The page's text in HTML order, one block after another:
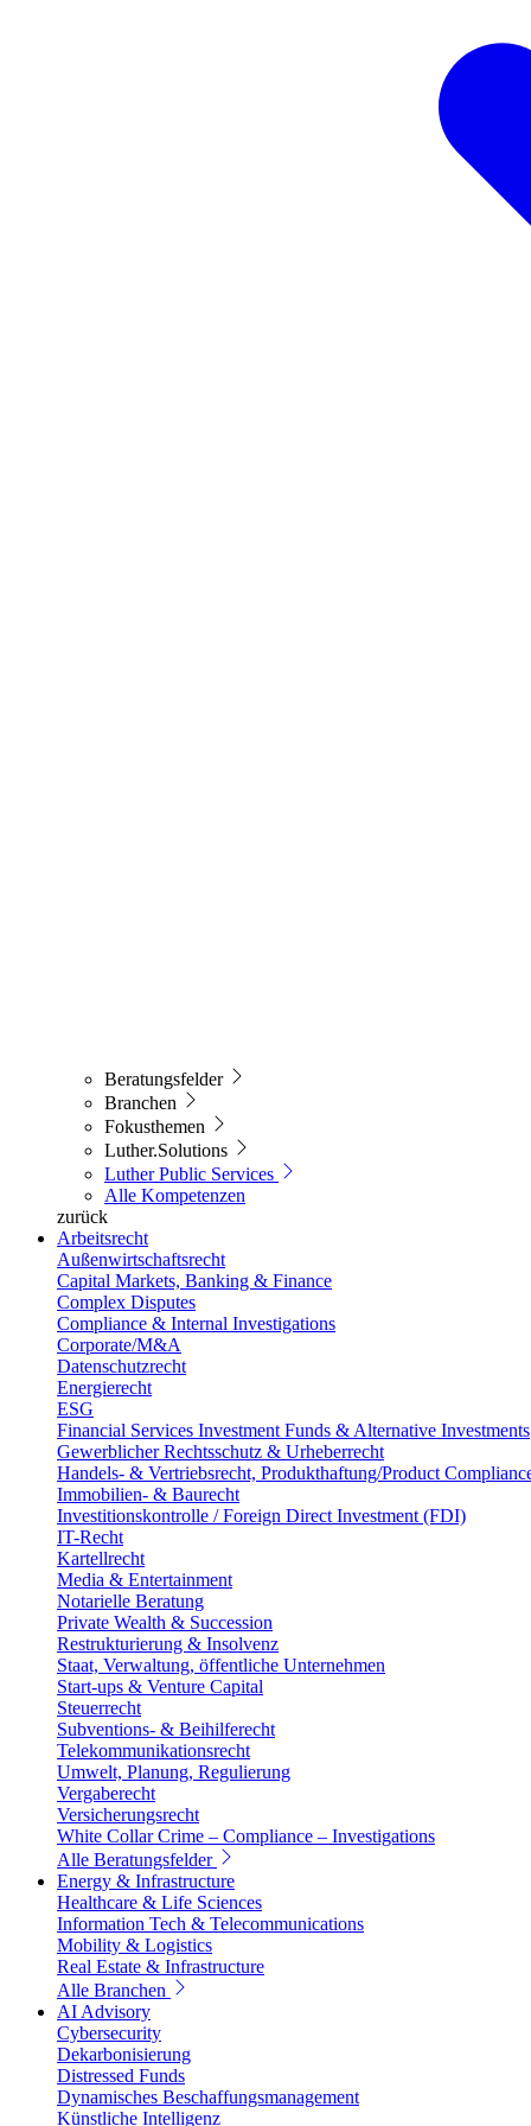
Beratungsfelder
Branchen
Fokusthemen
Luther.Solutions
Luther Public Services
Alle Kompetenzen
zurück
Arbeitsrecht
Außenwirtschaftsrecht
Capital Markets, Banking & Finance
Complex Disputes
Compliance & Internal Investigations
Corporate/M&A
Datenschutzrecht
Energierecht
ESG
Financial Services Investment Funds & Alternative Investments
Gewerblicher Rechtsschutz & Urheberrecht
Handels- & Vertriebsrecht, Produkthaftung/Product
Immobilien- & Baurecht
Investitionskontrolle / Foreign Direct Investment (FDI)
IT-Recht
Kartellrecht
Media & Entertainment
Notarielle Beratung
Private Wealth & Succession
Restrukturierung & Insolvenz
Staat, Verwaltung, öffentliche Unternehmen
Start-ups & Venture Capital
Steuerrecht
Subventions- & Beihilferecht
Telekommunikationsrecht
Umwelt, Planung, Regulierung
Vergaberecht
Versicherungsrecht
White Collar Crime – Compliance – Investigations
Alle Beratungsfelder
Energy & Infrastructure
Healthcare & Life Sciences
Information Tech & Telecommunications
Mobility & Logistics
Real Estate & Infrastructure
Alle Branchen
AI Advisory
Cybersecurity
Dekarbonisierung
Distressed Funds
Dynamisches Beschaffungsmanagement
Künstliche Intelligenz